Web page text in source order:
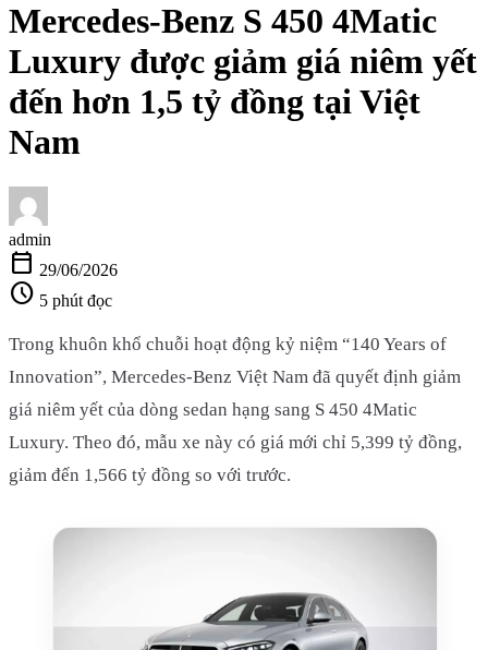
Mercedes-Benz S 450 4Matic
Luxury được giảm giá niêm yết
đến hơn 1,5 tỷ đồng tại Việt
Nam
admin
calendar_today 29/06/2026
schedule 5 phút đọc
Trong khuôn khổ chuỗi hoạt động kỷ niệm “140 Years of
Innovation”, Mercedes-Benz Việt Nam đã quyết định giảm
giá niêm yết của dòng sedan hạng sang S 450 4Matic
Luxury. Theo đó, mẫu xe này có giá mới chỉ 5,399 tỷ đồng,
giảm đến 1,566 tỷ đồng so với trước.